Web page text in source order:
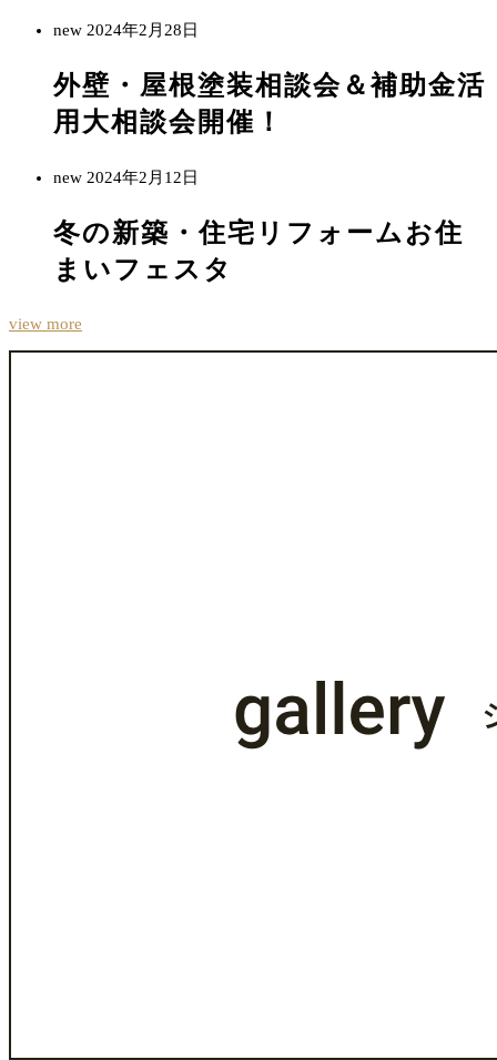
new 2024年2月28日
外壁・屋根塗装相談会＆補助金活
用大相談会開催！
new 2024年2月12日
冬の新築・住宅リフォームお住
まいフェスタ
view more